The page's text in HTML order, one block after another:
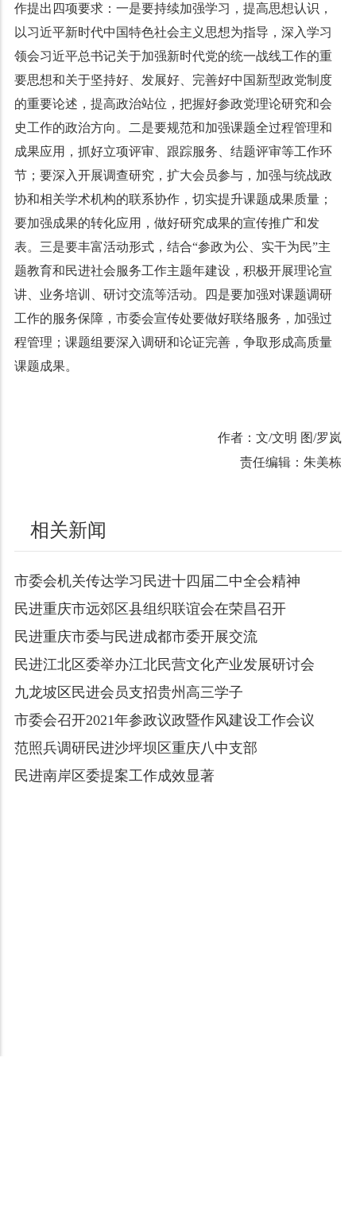
作提出四项要求：一是要持续加强学习，提高思想认识，
以习近平新时代中国特色社会主义思想为指导，深入学习
领会习近平总书记关于加强新时代党的统一战线工作的重
要思想和关于坚持好、发展好、完善好中国新型政党制度
的重要论述，提高政治站位，把握好参政党理论研究和会
史工作的政治方向。二是要规范和加强课题全过程管理和
成果应用，抓好立项评审、跟踪服务、结题评审等工作环
节；要深入开展调查研究，扩大会员参与，加强与统战政
协和相关学术机构的联系协作，切实提升课题成果质量；
要加强成果的转化应用，做好研究成果的宣传推广和发
表。三是要丰富活动形式，结合“参政为公、实干为民”主
题教育和民进社会服务工作主题年建设，积极开展理论宣
讲、业务培训、研讨交流等活动。四是要加强对课题调研
工作的服务保障，市委会宣传处要做好联络服务，加强过
程管理；课题组要深入调研和论证完善，争取形成高质量
课题成果。
作者：文/文明 图/罗岚
责任编辑：朱美栋
相关新闻
市委会机关传达学习民进十四届二中全会精神
民进重庆市远郊区县组织联谊会在荣昌召开
民进重庆市委与民进成都市委开展交流
民进江北区委举办江北民营文化产业发展研讨会
九龙坡区民进会员支招贵州高三学子
市委会召开2021年参政议政暨作风建设工作会议
范照兵调研民进沙坪坝区重庆八中支部
民进南岸区委提案工作成效显著